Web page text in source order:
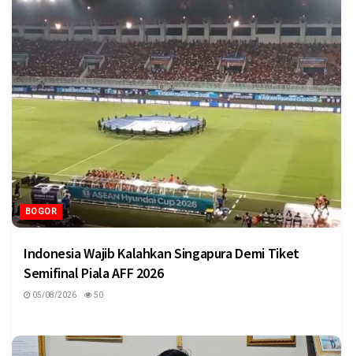
BOGOR
Indonesia Wajib Kalahkan Singapura Demi Tiket
Semifinal Piala AFF 2026
05/08/2026 50